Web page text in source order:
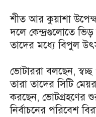
শীত আর কুয়াশা
দলে কেন্দ্রগুলোতে
তাদের মধ্যে বিপুল
ভোটাররা বলছেন, স্বচ্ছ
তারা তাদের সিটি
করছেন, ভোটগ্রহণের
নির্বাচনের পরিবেশ